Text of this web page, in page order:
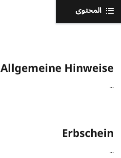
المحتوى
Allgemeine Hinweise
...
Erbschein
...